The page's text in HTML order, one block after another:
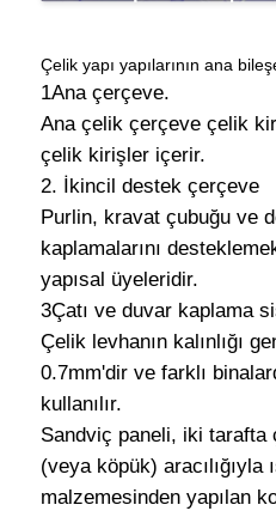
Ticari Çelik Bina
Madencilik Yapıları
Çelik Yapı Uçak Hangarı
Çelik yapı malzemesi
Çelik yapısı Tavuk evi
Çelik yapısı Su tankı
Çelik yapı yapılarının ana
1Ana çerçeve.
Ana çelik çerçeve çelik
çelik kirişler içerir.
2. İkincil destek çerçeve
Purlin, kravat çubuğu ve
kaplamalarını
yapısal üyeleridir.
3Çatı ve duvar kaplama
Çelik levhanın kalınlığı
0.7mm'dir ve farklı
kullanılır.
Sandviç paneli, iki tarafta
(veya köpük) aracılığıyla
malzemesinden yapılan